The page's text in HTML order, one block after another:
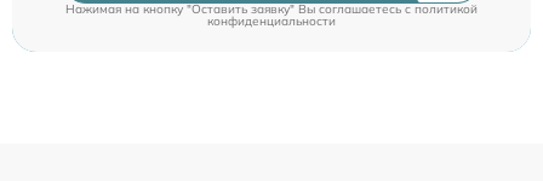
Нажимая на кнопку "Оставить заявку" Вы соглашаетесь cполитикой
конфиденциальности